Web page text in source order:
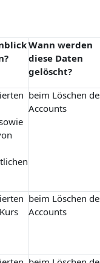
Wann werden
diese Daten
gelöscht?
beim Löschen
Accounts
beim Löschen
Accounts